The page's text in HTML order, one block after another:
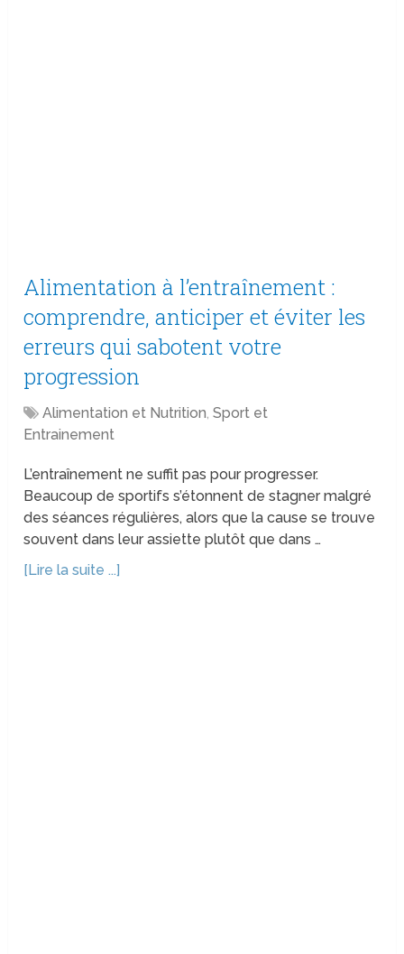
Alimentation à l’entraînement :
comprendre, anticiper et éviter les
erreurs qui sabotent votre
progression
Alimentation et Nutrition,Sport et
Entrainement
L’entraînement ne suffit pas pour progresser.
Beaucoup de sportifs s’étonnent de stagner malgré
des séances régulières, alors que la cause se trouve
souvent dans leur assiette plutôt que dans …
[Lire la suite ...]